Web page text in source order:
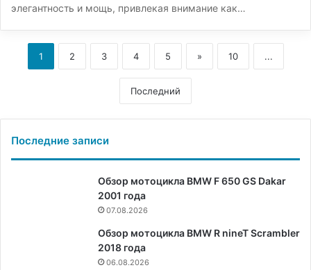
элегантность и мощь, привлекая внимание как…
1 2 3 4 5 » 10 ...
Последний
Последние записи
Обзор мотоцикла BMW F 650 GS Dakar
2001 года
07.08.2026
Обзор мотоцикла BMW R nineT Scrambler
2018 года
06.08.2026